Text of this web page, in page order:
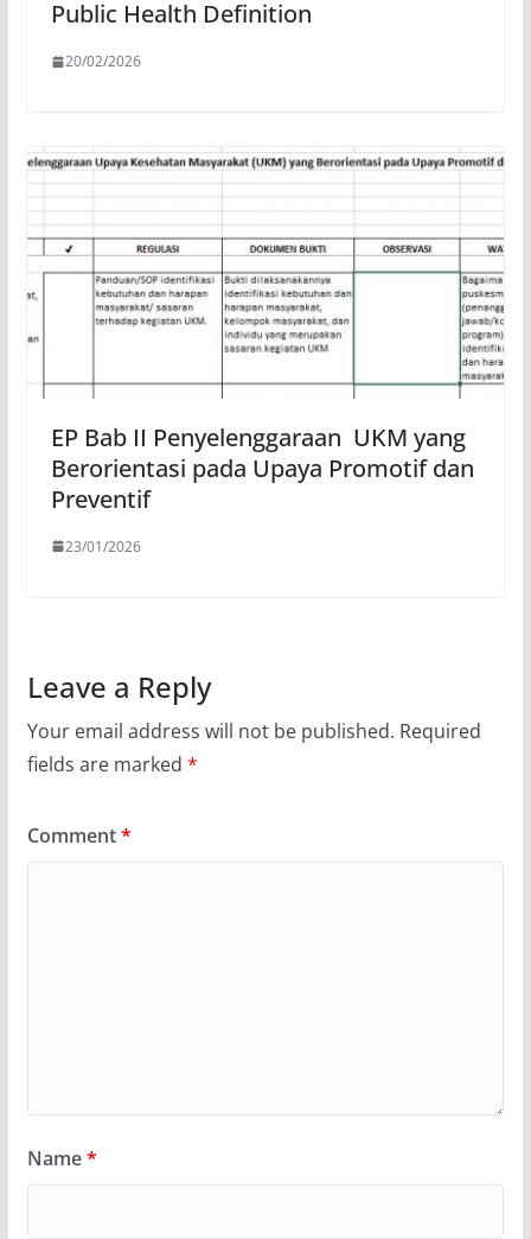
Public Health Definition
20/02/2026
EP Bab II Penyelenggaraan UKM yang
Berorientasi pada Upaya Promotif dan
Preventif
23/01/2026
Leave a Reply
Your email address will not be published. Required
fields are marked *
Comment*
Name*